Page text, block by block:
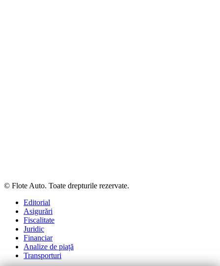
© Flote Auto. Toate drepturile rezervate.
Editorial
Asigurări
Fiscalitate
Juridic
Financiar
Analize de piață
Transporturi